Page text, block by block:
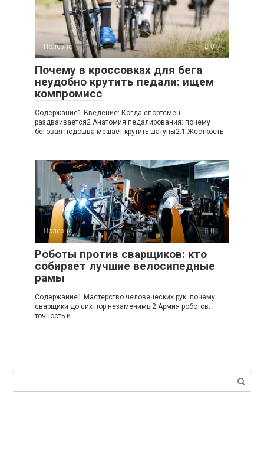
Полезно 0
Почему в кроссовках для бега
неудобно крутить педали: ищем
компромисс
Содержание1 Введение: Когда спортсмен
раздваивается2 Анатомия педалирования: почему
беговая подошва мешает крутить шатуны2.1 Жёсткость
Полезно 0
Роботы против сварщиков: кто
собирает лучшие велосипедные
рамы
Содержание1 Мастерство человеческих рук: почему
сварщики до сих пор незаменимы2 Армия роботов:
точность и